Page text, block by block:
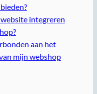
integreren
aan het
mijn webshop